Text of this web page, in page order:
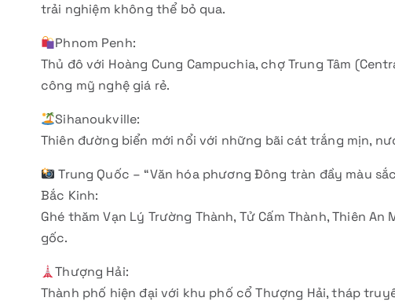
trải nghiệm không thể bỏ qua.
Phnom Penh:
Thủ đô với Hoàng Cung Campuchia, chợ Trung Tâm
công mỹ nghệ giá rẻ.
Sihanoukville:
Thiên đường biển mới nổi với những bãi cát trắng mịn,
Trung Quốc – “Văn hóa phương Đông tràn đầy màu
Bắc Kinh:
Ghé thăm Vạn Lý Trường Thành, Tử Cấm Thành, Thiên
gốc.
Thượng Hải:
Thành phố hiện đại với khu phố cổ Thượng Hải, tháp